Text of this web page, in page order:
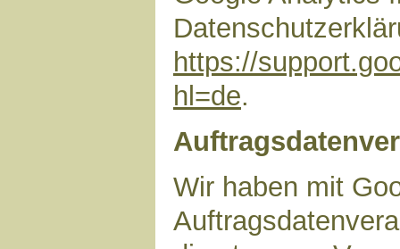
https://
hl=de.
Wir haben mit